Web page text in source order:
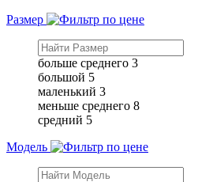
Размер
больше среднего 3
большой 5
маленький 3
меньше среднего 8
средний 5
Модель